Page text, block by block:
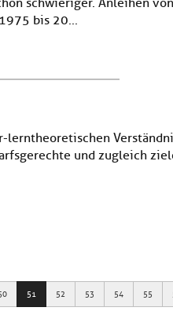
schwieriger. Anleihen
bis 20...
lerntheoretischen
und zugleich
51 52 53 54 55